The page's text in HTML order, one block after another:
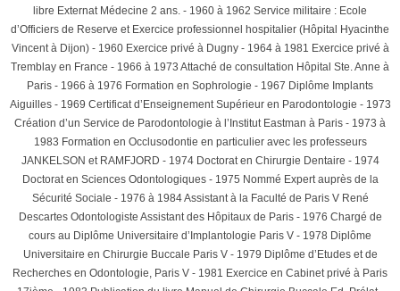
libre Externat Médecine 2 ans. - 1960 à 1962 Service militaire : Ecole
d’Officiers de Reserve et Exercice professionnel hospitalier (Hôpital Hyacinthe
Vincent à Dijon) - 1960 Exercice privé à Dugny - 1964 à 1981 Exercice privé à
Tremblay en France - 1966 à 1973 Attaché de consultation Hôpital Ste. Anne à
Paris - 1966 à 1976 Formation en Sophrologie - 1967 Diplôme Implants
Aiguilles - 1969 Certificat d’Enseignement Supérieur en Parodontologie - 1973
Création d’un Service de Parodontologie à l’Institut Eastman à Paris - 1973 à
1983 Formation en Occlusodontie en particulier avec les professeurs
JANKELSON et RAMFJORD - 1974 Doctorat en Chirurgie Dentaire - 1974
Doctorat en Sciences Odontologiques - 1975 Nommé Expert auprès de la
Sécurité Sociale - 1976 à 1984 Assistant à la Faculté de Paris V René
Descartes Odontologiste Assistant des Hôpitaux de Paris - 1976 Chargé de
cours au Diplôme Universitaire d’Implantologie Paris V - 1978 Diplôme
Universitaire en Chirurgie Buccale Paris V - 1979 Diplôme d’Etudes et de
Recherches en Odontologie, Paris V - 1981 Exercice en Cabinet privé à Paris